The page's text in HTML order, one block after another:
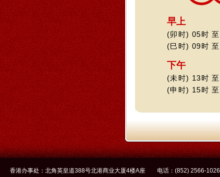
早上
(卯时) 05时
(巳时) 09时
下午
(未时) 13时
(申时) 15时
香港办事处：北角英皇道388号北港商业大厦4楼A座 电话：(852)